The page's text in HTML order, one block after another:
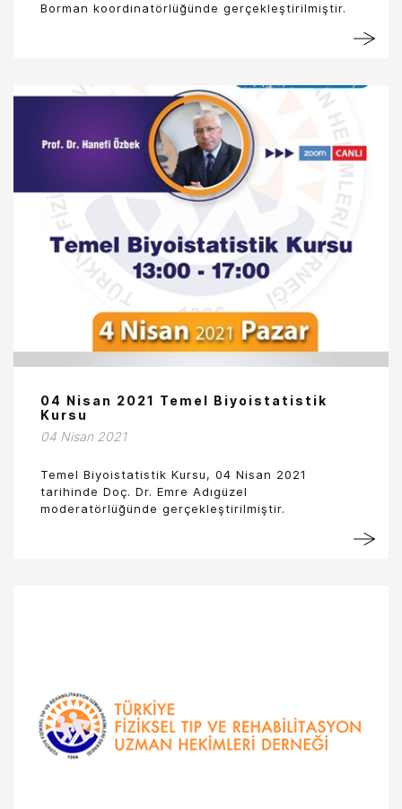
Borman koordinatörlüğünde gerçekleştirilmiştir.
04 Nisan 2021 Temel Biyoistatistik
Kursu
04 Nisan 2021
Temel Biyoistatistik Kursu, 04 Nisan 2021
tarihinde Doç. Dr. Emre Adıgüzel
moderatörlüğünde gerçekleştirilmiştir.